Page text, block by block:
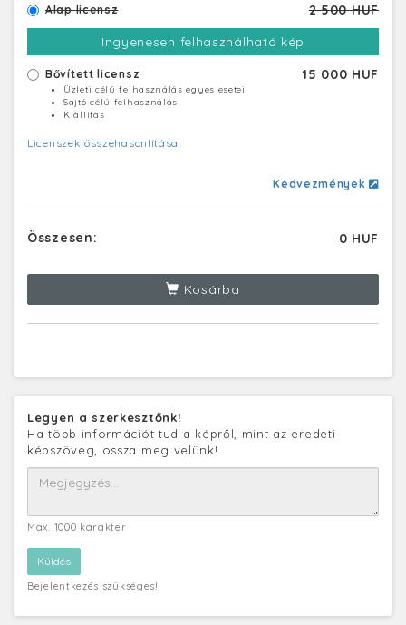
Alap licensz
2 500 HUF
Ingyenesen felhasználható kép
Bővített licensz 15 000 HUF
Üzleti célú felhasználás egyes esetei
Sajtó célú felhasználás
Kiállítás
Licenszek összehasonlítása
Kedvezmények
Összesen: 0 HUF
Kosárba
Legyen a szerkesztőnk!
Ha több információt tud a képről, mint az eredeti
képszöveg, ossza meg velünk!
Max. 1000 karakter
Bejelentkezés szükséges!